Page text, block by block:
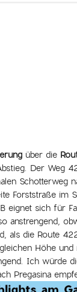
über die
Der Weg
Schotterweg
Forststraße im
eignet sich für
anstrengend,
als die Route
Höhe
Ich würde
Pregasina